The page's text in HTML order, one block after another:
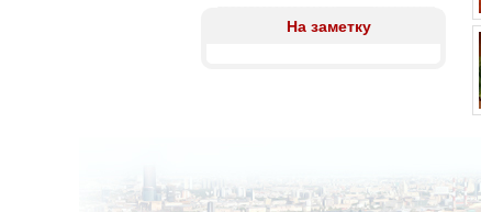
На заметку